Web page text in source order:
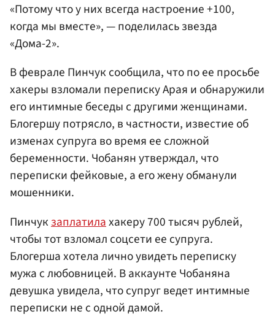
«Потому что у них всегда настроение +100,
когда мы вместе», — поделилась звезда
«Дома-2».
В феврале Пинчук сообщила, что по ее просьбе
хакеры взломали переписку Арая и обнаружили
его интимные беседы с другими женщинами.
Блогершу потрясло, в частности, известие об
изменах супруга во время ее сложной
беременности. Чобанян утверждал, что
переписки фейковые, а его жену обманули
мошенники.
Пинчукзаплатилахакеру 700 тысяч рублей,
чтобы тот взломал соцсети ее супруга.
Блогерша хотела лично увидеть переписку
мужа с любовницей. В аккаунте Чобаняна
девушка увидела, что супруг ведет интимные
переписки не с одной дамой.